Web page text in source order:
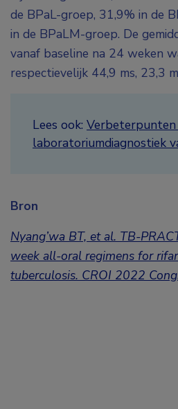
de BPaL-groep, 31,9% in de
in de BPaLM-groep. De
vanaf baseline na 24 weken
respectievelijk 44,9 ms, 23,3
Lees ook:
laboratoriumdiagnostiek
Bron
Nyang’wa BT, et al. TB-
week all-oral regimens for
tuberculosis. CROI 2022